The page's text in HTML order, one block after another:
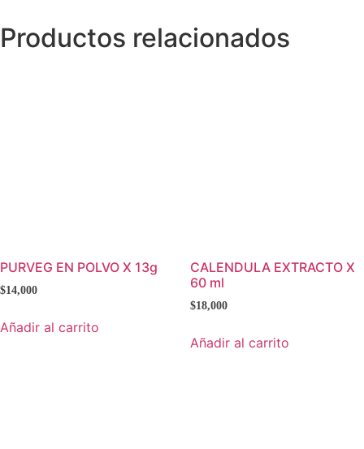
Productos relacionados
PURVEG EN POLVO X 13g
$14,000
Añadir al carrito
CALENDULA EXTRACTO X
60 ml
$18,000
Añadir al carrito